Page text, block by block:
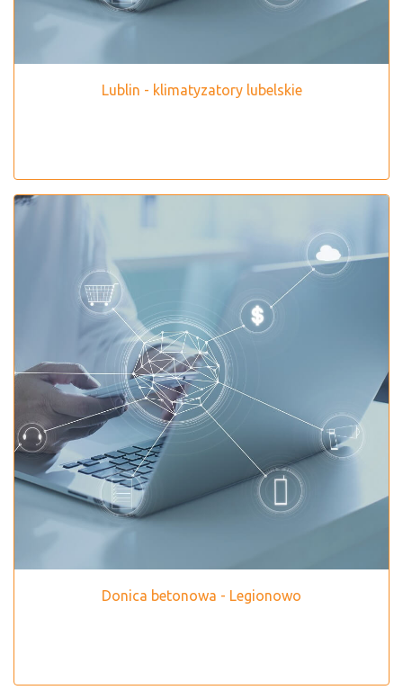
Lublin - klimatyzatory lubelskie
Donica betonowa - Legionowo